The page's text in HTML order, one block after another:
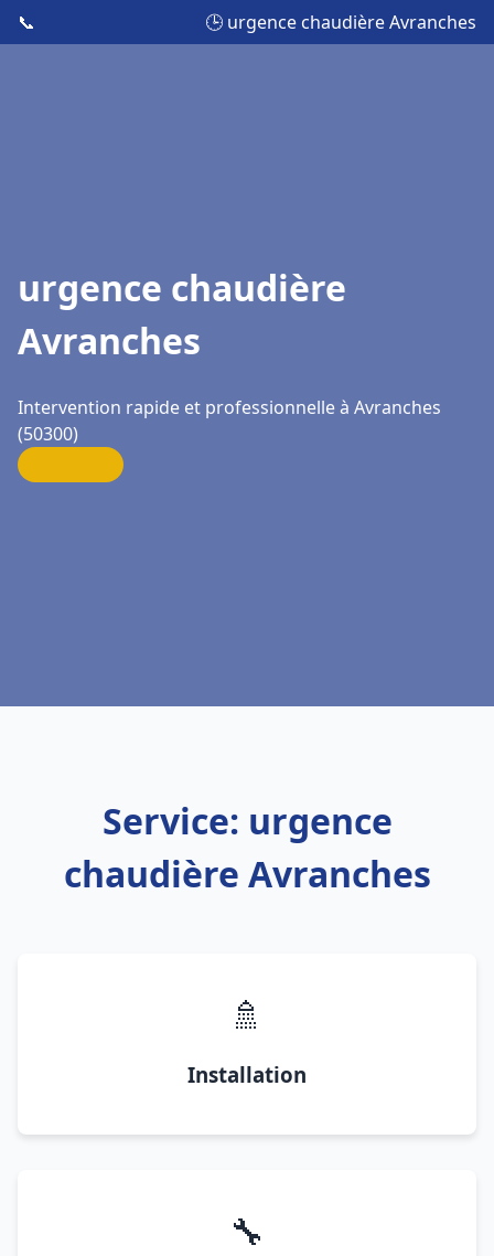
📞 🕒 urgence chaudière Avranches
urgence chaudière
Avranches
Intervention rapide et professionnelle à Avranches
(50300)
Service: urgence
chaudière Avranches
🚿
Installation
🔧